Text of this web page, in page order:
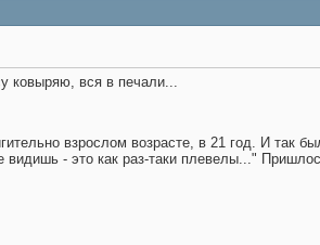
ковыряю, вся в печали...
взрослом возрасте, в 21 год. И так
- это как раз-таки плевелы..."